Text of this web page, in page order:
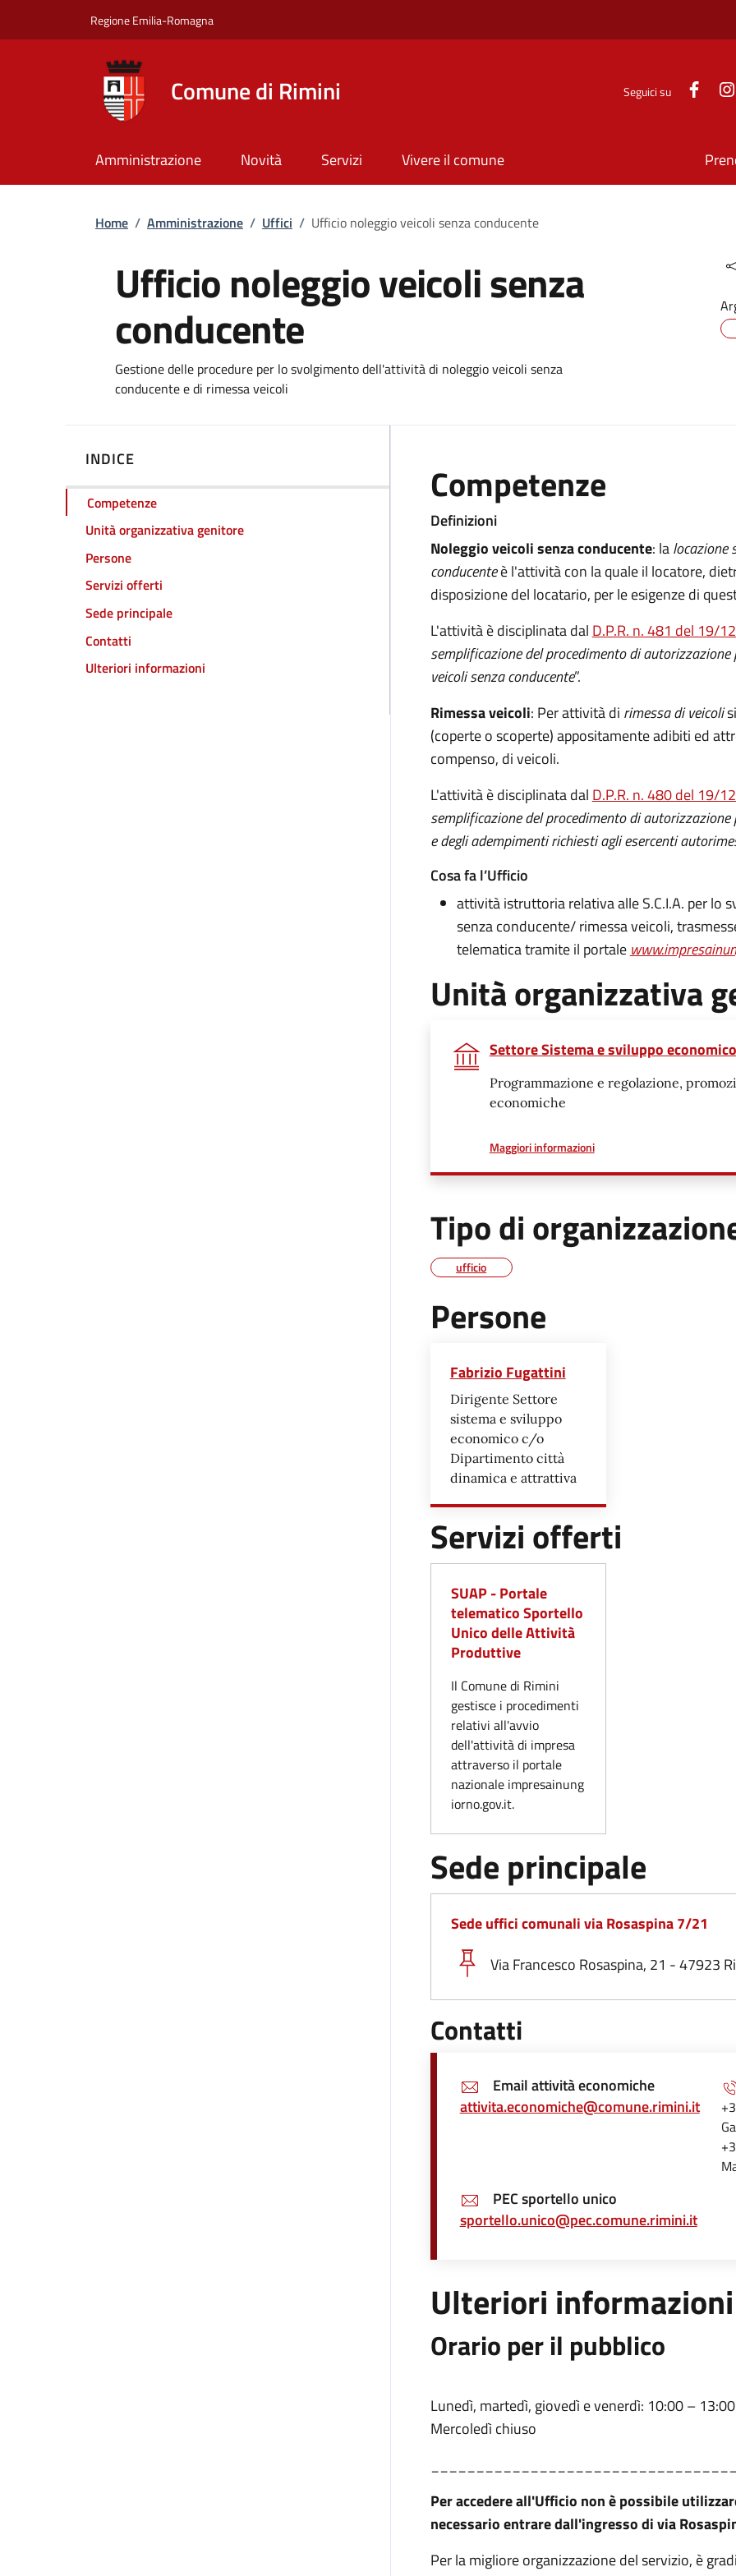
Regione Emilia-Romagna
Comune di Rimini Seguici su
Amministrazione Novità Servizi Vivere il comune
Briciole di pane
Home / Amministrazione / Uffici / Ufficio noleggio veicoli senza conducente
Ufficio noleggio veicoli senza
conducente
Dettagli
Gestione delle procedure per lo svolgimento dell'attività di noleggio veicoli senza
conducente e di rimessa veicoli
INDICE
Competenze
Unità organizzativa genitore
Persone
Servizi offerti
Sede principale
Contatti
Ulteriori informazioni
Competenze
Definizioni
Noleggio veicoli senza conducente: lalocazione
conducenteè l'attività con la quale il locatore,
disposizione del locatario, per le esigenze di
L'attività è disciplinata dal D.P.R. n. 481 del 19/
semplificazione del procedimento di
veicoli senza conducente”.
Rimessa veicoli: Per attività di rimessa di veicoli
(coperte o scoperte) appositamente adibiti ed
compenso, di veicoli.
L'attività è disciplinata dal D.P.R. n. 480 del 19/
semplificazione del procedimento di autorizzazione
e degli adempimenti richiesti agli esercenti
Cosa fa l’Ufficio
attività istruttoria relativa alle S.C.I.A. per lo
senza conducente/ rimessa veicoli,
telematica tramite il portale
Unità organizzativa
Settore Sistema e sviluppo economico
Programmazione e regolazione,
economiche
Maggiori informazionia proposito di
Tipo di
ufficio
Persone
Fabrizio Fugattini
Dirigente Settore
sistema e sviluppo
economico c/o
Dipartimento città
dinamica e attrattiva
Servizi offerti
SUAP - Portale
telematico Sportello
Unico delle Attività
Produttive
Il Comune di Rimini
gestisce i procedimenti
relativi all'avvio
dell'attività di impresa
attraverso il portale
nazionale impresainung
iorno.gov.it.
Sede principale
Sede uffici comunali via Rosaspina 7/21
Via Francesco Rosaspina, 21 - 47923
Contatti
Email attività economiche
attivita.economiche@comune.rimini.it
PEC sportello unico
sportello.unico@pec.comune.rimini.it
Ulteriori informazioni
Orario per il pubblico
Lunedì, martedì, giovedì e venerdì: 10:00 – 13:00
Mercoledì chiuso
Per accedere all'Ufficio non è possibile
necessario entrare dall'ingresso di via
Per la migliore organizzazione del servizio, è